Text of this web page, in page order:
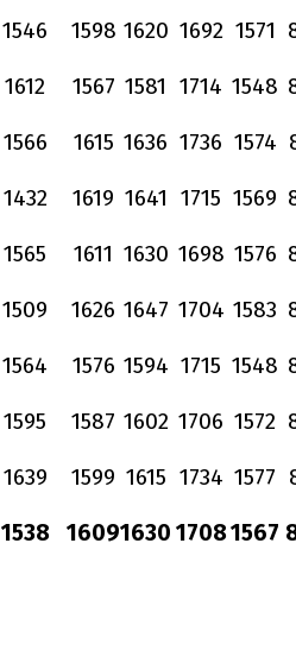
1546 1598 1620 1692 1571
1612 1567 1581 1714 1548
1566 1615 1636 1736 1574
1432 1619 1641 1715 1569
1565 1611 1630 1698 1576
1509 1626 1647 1704 1583
1564 1576 1594 1715 1548
1595 1587 1602 1706 1572
1639 1599 1615 1734 1577
1538 16091630 17081567